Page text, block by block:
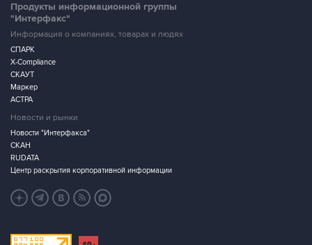
Продукты информационной группы
"Интерфакс"
Информация о компаниях, товарах и людях
СПАРК
X-Compliance
СКАУТ
Маркер
АСТРА
Новости и рынки
Новости "Интерфакса"
СКАН
RUDATA
Центр раскрытия корпоративной информации